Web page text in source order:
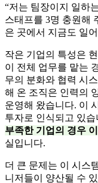
“저는 팀장이지 일하
스태프를 3명 충원해
은 곳에서 지금도 일
작은 기업의 특성은
이 전체 업무를 맡는
무의 분화와 협력 시
해 온 조직은 인력의
운영해 왔습니다. 이
투자로 인식되고 있
부족한 기업의 경우
실입니다.
더 큰 문제는 이 시스
니저들이 양산될 수